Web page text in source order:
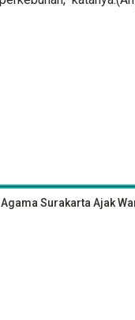
Surakarta Ajak